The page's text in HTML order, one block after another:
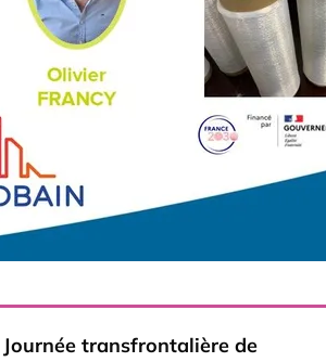
Journée transfrontalière de